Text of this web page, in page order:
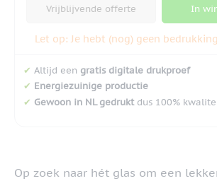
Vrijblijvende offerte In
Let op: Je hebt (nog) geen
✔ Altijd een gratis digitale drukproef
✔ Energiezuinige productie
✔ Gewoon in NL gedruktdus 100%
Op zoek naar hét glas om een